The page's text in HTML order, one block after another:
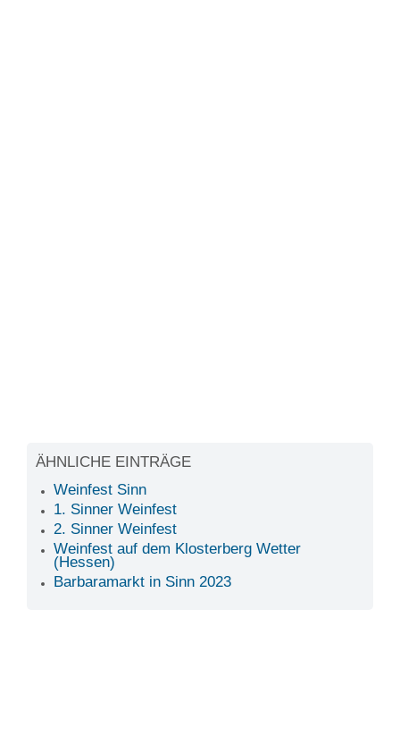
ÄHNLICHE EINTRÄGE
Weinfest Sinn
1. Sinner Weinfest
2. Sinner Weinfest
Weinfest auf dem Klosterberg Wetter
(Hessen)
Barbaramarkt in Sinn 2023